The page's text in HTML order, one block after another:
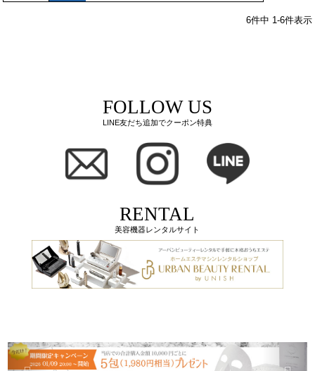
6件中 1 -6件表示
FOLLOW US
LINE友だち追加でクーポン特典
RENTAL
美容機器レンタルサイト